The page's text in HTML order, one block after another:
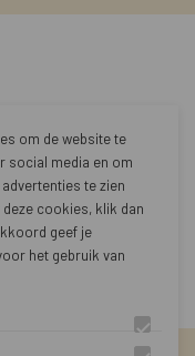
om de website te
social media en om
te zien
cookies, klik dan
geef je
het gebruik van